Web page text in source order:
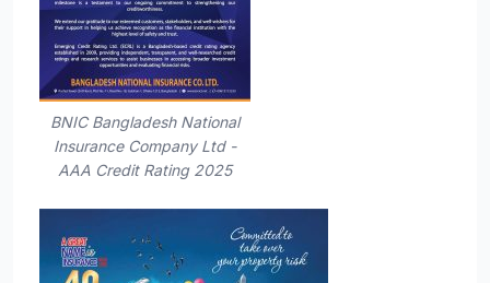
BNIC Bangladesh National
Insurance Company Ltd -
AAA Credit Rating 2025